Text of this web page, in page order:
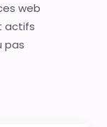
web
actifs
pas